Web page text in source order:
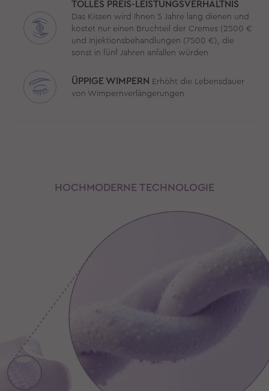
TOLLES PREIS-LEISTUNGSVERHÄLTNIS
Das Kissen wird Ihnen 5 Jahre lang dienen und
kostet nur einen Bruchteil der Cremes (2500 €
und Injektionsbehandlungen (7500 €), die
sonst in fünf Jahren anfallen würden
ÜPPIGE WIMPERN Erhöht die Lebensdauer
von Wimpernverlängerungen
HOCHMODERNE TECHNOLOGIE